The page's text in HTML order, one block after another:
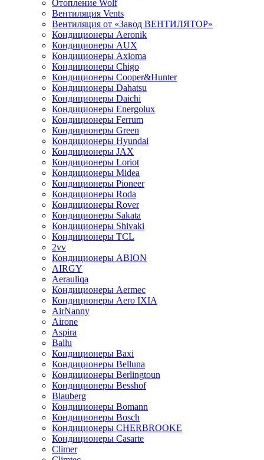
Отопление Wolf
Вентиляция Vents
Вентиляция от «Завод ВЕНТИЛЯТОР»
Кондиционеры Aeronik
Кондиционеры AUX
Кондиционеры Axioma
Кондиционеры Chigo
Кондиционеры Cooper&Hunter
Кондиционеры Dahatsu
Кондиционеры Daichi
Кондиционеры Energolux
Кондиционеры Ferrum
Кондиционеры Green
Кондиционеры Hyundai
Кондиционеры JAX
Кондиционеры Loriot
Кондиционеры Midea
Кондиционеры Pioneer
Кондиционеры Roda
Кондиционеры Rover
Кондиционеры Sakata
Кондиционеры Shivaki
Кондиционеры TCL
2vv
Кондиционеры ABION
AIRGY
Aerauliqa
Кондиционеры Aermec
Кондиционеры Aero IXIA
AirNanny
Airone
Aspira
Ballu
Кондиционеры Baxi
Кондиционеры Belluna
Кондиционеры Berlingtoun
Кондиционеры Besshof
Blauberg
Кондиционеры Bomann
Кондиционеры Bosch
Кондиционеры CHERBROOKE
Кондиционеры Casarte
Climer